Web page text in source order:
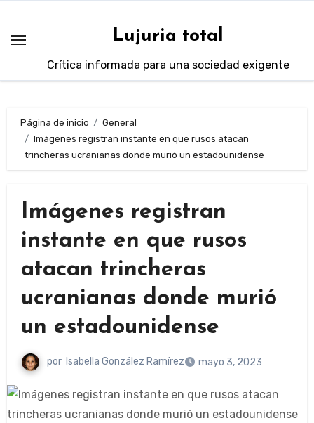
contenido
Lujuria total
Crítica informada para una sociedad exigente
Página de inicio
General
Imágenes registran instante en que rusos atacan
trincheras ucranianas donde murió un estadounidense
Imágenes registran
instante en que rusos
atacan trincheras
ucranianas donde murió
un estadounidense
por Isabella González Ramírez mayo 3, 2023